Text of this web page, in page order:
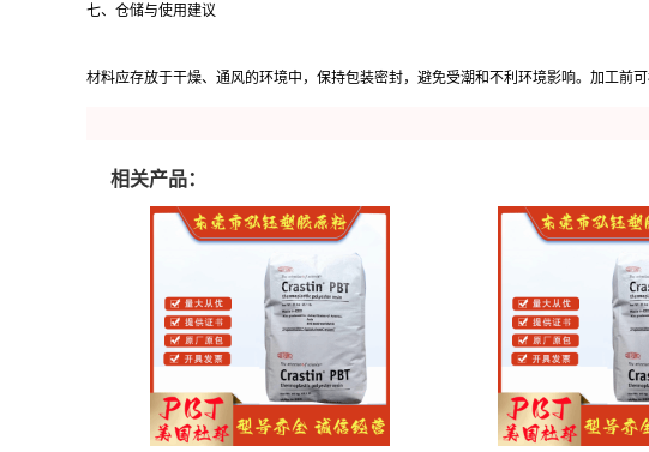
七、仓储与使用建议
材料应存放于干燥、通风的环境中，保持包装密封，避免受潮和不利环境影响。加工前
相关产品：